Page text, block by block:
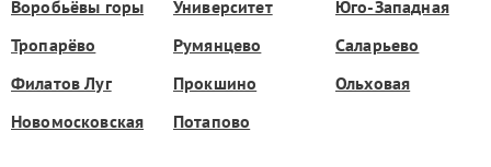
Воробьёвы горы Университет
Юго-Западная
Тропарёво
Румянцево
Саларьево
Филатов Луг
Прокшино
Ольховая
Новомосковская
Потапово